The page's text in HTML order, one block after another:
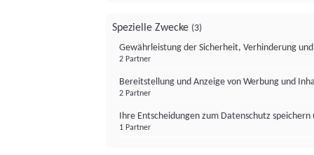
Spezielle Zwecke (3)
Gewährleistung der Sicherheit, Verhinderung
2 Partner
Bereitstellung und Anzeige von Werbung und
2 Partner
Ihre Entscheidungen zum Datenschutz
1 Partner